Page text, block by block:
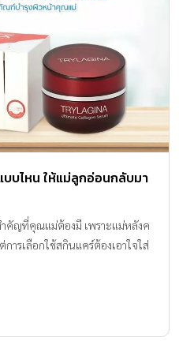
บไหน ให้แม่ลูกอ่อนกลับมา
คัญที่คุณแม่ต้องมี เพราะแม่หลังค
รเลือกใช้สกินแคร์ต้องเอาใจใส่